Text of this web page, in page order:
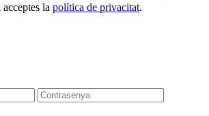
la política de privacitat.